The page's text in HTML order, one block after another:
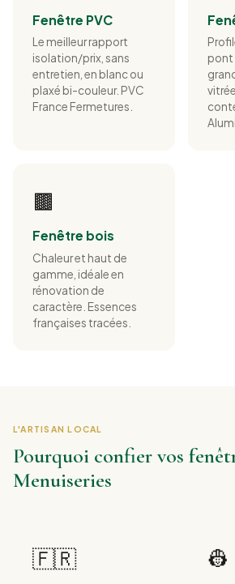
Fenêtre PVC
Le meilleur rapport
isolation/prix, sans
entretien, en blanc ou
plaxé bi-couleur. PVC
France Fermetures.
pont
🟫
Fenêtre bois
Chaleur et haut de
gamme, idéale en
rénovation de
caractère. Essences
françaises tracées.
L'ARTISAN LOCAL
Pourquoi confier vos
Menuiseries
🇫🇷 👷